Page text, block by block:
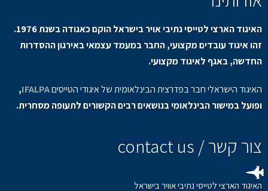
האיגוד הארצי לטייסי נתיבי אויר בישראל הוקם כאגודה בשנת 1976.
זהו איגוד עובדים מקצועי, החבר במעמד עצמאי באירגון ההסדרות
החדשה, באגף לאיגוד מקצועי.
האיגוד הישראלי חבר בפדרצית הבינלאומית של איגודי הטייסיםIFALPA
,
ופועל במישור הבינלאומי בנושאים רבים הקשורים לתעופה מסחרית.
צור קשר / contact us
האיגוד הארצי לטייסי נתיבי אוויר בישראל